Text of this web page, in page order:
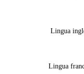
Lingua
Lingua